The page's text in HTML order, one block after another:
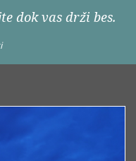
dok vas drži bes.